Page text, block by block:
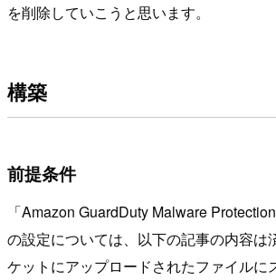
を削除していこうと思います。
構築
前提条件
「Amazon GuardDuty Malware
の設定については、以下の記事の内容は
ケットにアップロードされたファイルに